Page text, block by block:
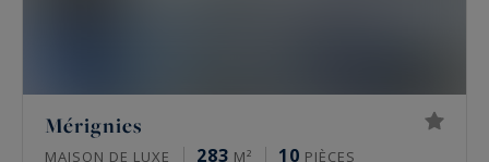
Mérignies
MAISON DE LUXE 283 M² 10 PIÈCES